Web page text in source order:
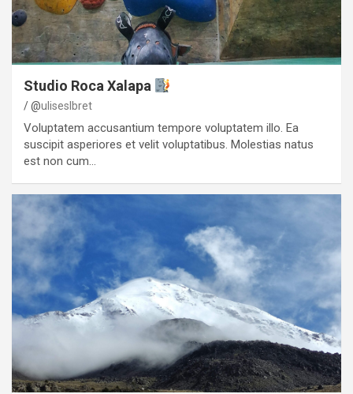
Studio Roca Xalapa
@uliseslbret
Voluptatem accusantium tempore voluptatem illo. Ea
suscipit asperiores et velit voluptatibus. Molestias natus
est non cum…